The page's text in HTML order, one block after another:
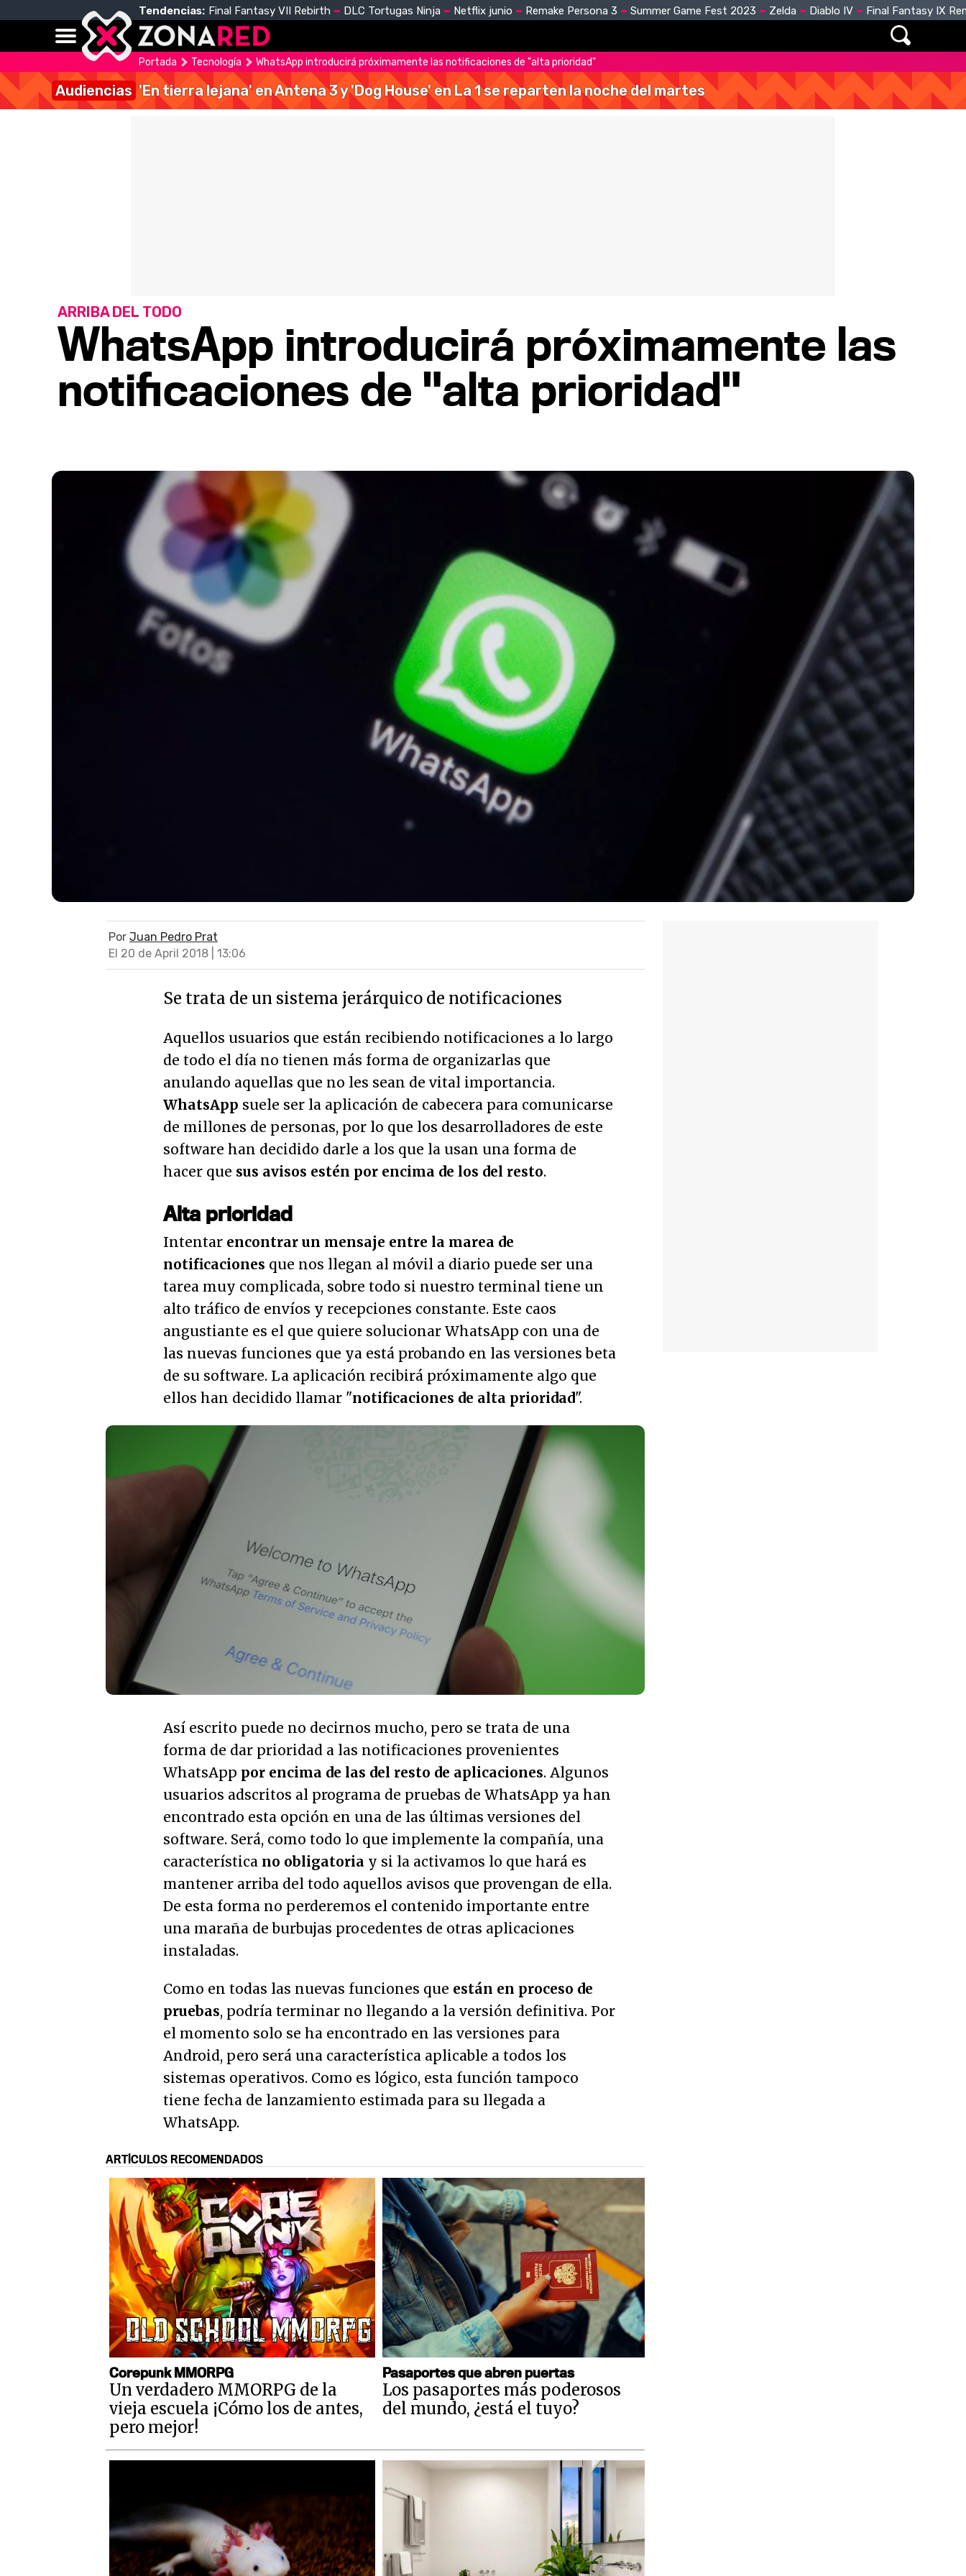
Tendencias: Final Fantasy VII Rebirth DLC Tortugas Ninja Netflix junio Remake Persona 3 Summer Game Fest 2023 Zelda Diablo IV Final Fantasy IX
Portada Tecnología WhatsApp introducirá próximamente las notificaciones de "alta prioridad"
Audiencias 'En tierra lejana' en Antena 3 y 'Dog House' en La 1 se reparten la noche del martes
WhatsApp introducirá próximamente las
notificaciones de "alta prioridad"
ARRIBA DEL TODO
Por Juan Pedro Prat
El 20 de April 2018 | 13:06
Se trata de un sistema jerárquico de notificaciones
Aquellos usuarios que están recibiendo notificaciones a lo largo
de todo el día no tienen más forma de organizarlas que
anulando aquellas que no les sean de vital importancia.
WhatsApp suele ser la aplicación de cabecera para comunicarse
de millones de personas, por lo que los desarrolladores de este
software han decidido darle a los que la usan una forma de
hacer que sus avisos estén por encima de los del resto.
Alta prioridad
Intentar encontrar un mensaje entre la marea de
notificaciones que nos llegan al móvil a diario puede ser una
tarea muy complicada, sobre todo si nuestro terminal tiene un
alto tráfico de envíos y recepciones constante. Este caos
angustiante es el que quiere solucionar WhatsApp con una de
las nuevas funciones que ya está probando en las versiones beta
de su software. La aplicación recibirá próximamente algo que
ellos han decidido llamar "notificaciones de alta prioridad".
Así escrito puede no decirnos mucho, pero se trata de una
forma de dar prioridad a las notificaciones provenientes
WhatsApp por encima de las del resto de aplicaciones. Algunos
usuarios adscritos al programa de pruebas de WhatsApp ya han
encontrado esta opción en una de las últimas versiones del
software. Será, como todo lo que implemente la compañía, una
característica no obligatoria y si la activamos lo que hará es
mantener arriba del todo aquellos avisos que provengan de ella.
De esta forma no perderemos el contenido importante entre
una maraña de burbujas procedentes de otras aplicaciones
instaladas.
Como en todas las nuevas funciones que están en proceso de
pruebas, podría terminar no llegando a la versión definitiva. Por
el momento solo se ha encontrado en las versiones para
Android, pero será una característica aplicable a todos los
sistemas operativos. Como es lógico, esta función tampoco
tiene fecha de lanzamiento estimada para su llegada a
WhatsApp.
ARTÍCULOS RECOMENDADOS
Corepunk MMORPG
Un verdadero MMORPG de la
vieja escuela ¡Cómo los de antes,
pero mejor!
Pasaportes que abren puertas
Los pasaportes más poderosos
del mundo, ¿está el tuyo?